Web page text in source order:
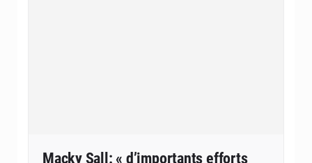
Macky Sall: « d’importants efforts